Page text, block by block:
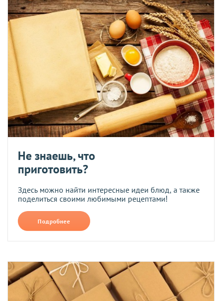
Не знаешь, что
приготовить?
Здесь можно найти интересные идеи блюд, а также
поделиться своими любимыми рецептами!
Подробнее